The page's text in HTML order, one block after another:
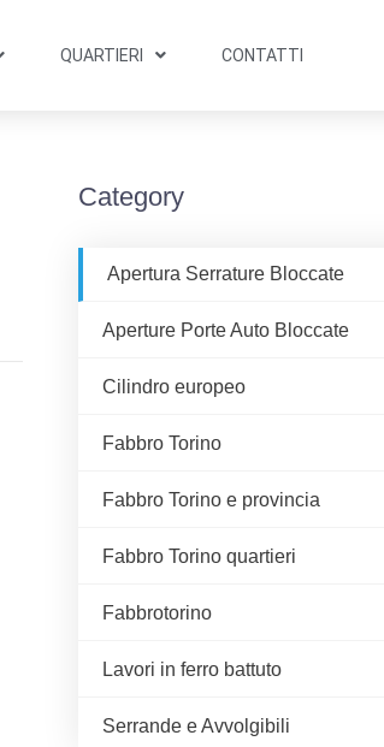
QUARTIERI CONTATTI
Category
Apertura Serrature Bloccate
Aperture Porte Auto Bloccate
Cilindro europeo
Fabbro Torino
Fabbro Torino e provincia
Fabbro Torino quartieri
Fabbrotorino
Lavori in ferro battuto
Serrande e Avvolgibili